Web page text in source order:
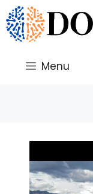
Saltar
al
contenido
Menu